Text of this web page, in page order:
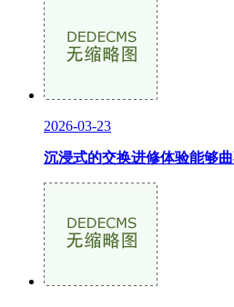
2026-03-23
沉浸式的交换进修体验能够